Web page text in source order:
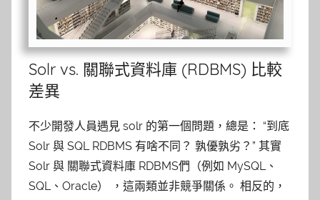
Solr vs. 關聯式資料庫 (RDBMS) 比較
差異
不少開發人員遇見 solr 的第一個問題，總是： “到底
Solr 與 SQL RDBMS 有啥不同？ 孰優孰劣？” 其實
Solr 與 關聯式資料庫 RDBMS們（例如 MySQL、
SQL、Oracle） ，這兩類並非競爭關係。 相反的，